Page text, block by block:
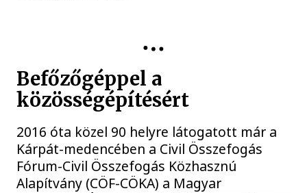
Befőzőgéppel a
közösségépítésért
2016 óta közel 90 helyre látogatott már a
Kárpát-medencében a Civil Összefogás
Fórum-Civil Összefogás Közhasznú
Alapítvány (CÖF-CÖKA) a Magyar